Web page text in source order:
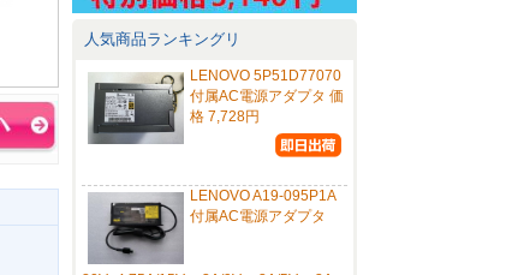
人気商品ランキングリ
LENOVO 5P51D77070
付属AC電源アダプタ 価
格 7,728円
LENOVO A19-095P1A
付属AC電源アダプタ